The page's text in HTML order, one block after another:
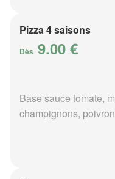
Pizza 4 saisons
Dès 9.00 €
Base sauce tomate,
champignons,